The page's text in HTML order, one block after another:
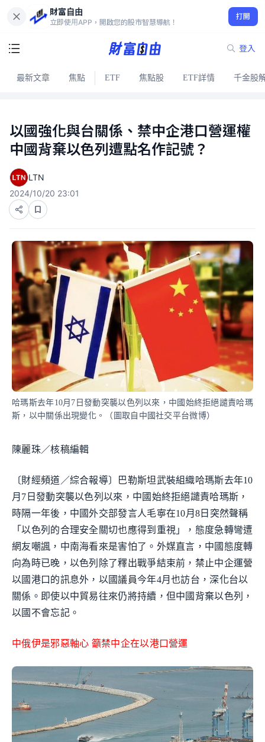
財富自由
立即使用APP，開啟您的股市智慧導航！
打開
登入
最新文章 焦點 ETF 焦點股 ETF詳情 千金股
以國強化與台關係、禁中企港口營運權
中國背棄以色列遭點名作記號？
LTN
2024/10/20 23:01
哈瑪斯去年10月7日發動突襲以色列以來，中國始終拒絕譴責哈瑪
斯，以中關係出現變化。（圖取自中國社交平台微博）
陳麗珠／核稿編輯
〔財經頻道／綜合報導〕巴勒斯坦武裝組織哈瑪斯去年10
月7日發動突襲以色列以來，中國始終拒絕譴責哈瑪斯，
時隔一年後，中國外交部發言人毛寧在10月8日突然聲稱
「以色列的合理安全關切也應得到重視」，態度急轉彎遭
網友嘲諷，中南海看來是害怕了。外媒直言，中國態度轉
向為時已晚，以色列除了釋出戰爭結束前，禁止中企運營
以國港口的訊息外，以國議員今年4月也訪台，深化台以
關係。即使以中貿易往來仍將持續，但中國背棄以色列，
以國不會忘記。
中俄伊是邪惡軸心 籲禁中企在以港口營運